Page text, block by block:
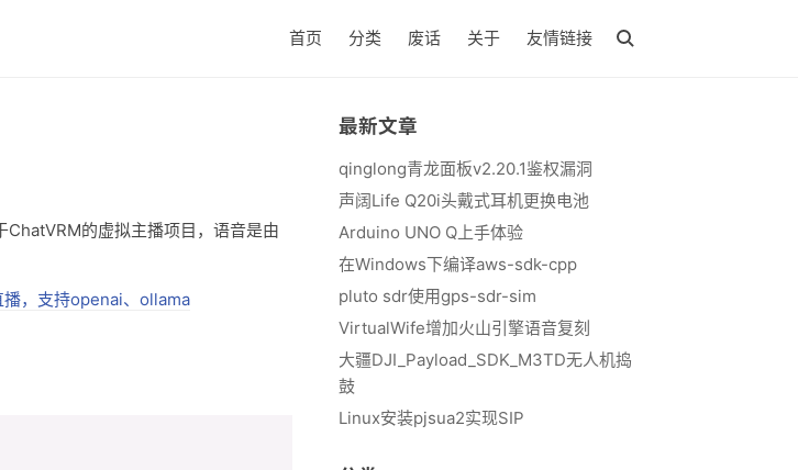
首页 分类 废话 关于 友情链接
的虚拟主播项目，语音是由
，支持openai、ollama
最新文章
qinglong青龙面板v2.20.1鉴权漏洞
声阔Life Q20i头戴式耳机更换电池
Arduino UNO Q上手体验
在Windows下编译aws-sdk-cpp
pluto sdr使用gps-sdr-sim
VirtualWife增加火山引擎语音复刻
大疆DJI_Payload_SDK_M3TD无人机捣
鼓
Linux安装pjsua2实现SIP